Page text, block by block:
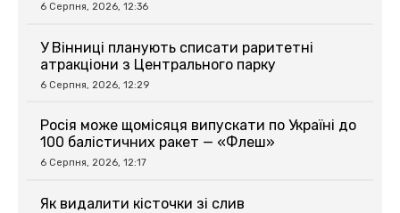
6 Серпня, 2026, 12:36
У Вінниці планують списати раритетні
атракціони з Центрального парку
6 Серпня, 2026, 12:29
Росія може щомісяця випускати по Україні до
100 балістичних ракет — «Флеш»
6 Серпня, 2026, 12:17
Як видалити кісточки зі слив